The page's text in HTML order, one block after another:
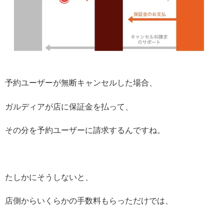
予約ユーザーが無断キャンセルした場合、
ガルディアが店に保証金を払って、
その分を予約ユーザーに請求するんですね。
たしかにそうしないと、
店側からいくらかの手数料もらっただけでは、